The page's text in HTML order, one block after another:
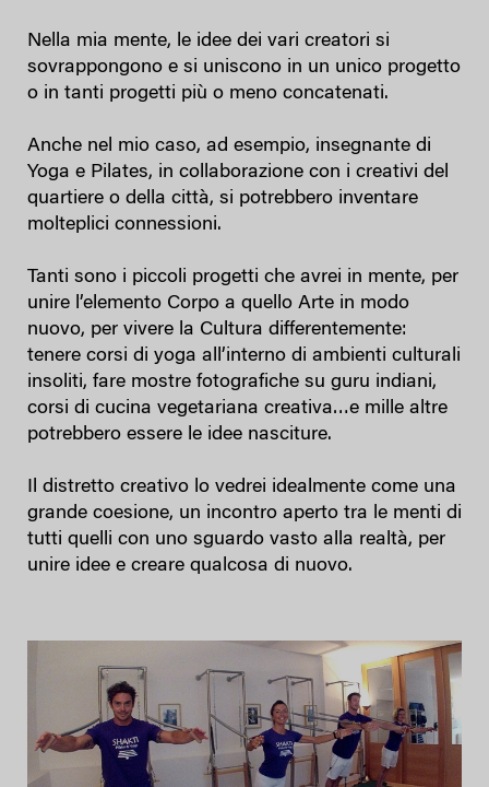
Nella mia mente, le idee dei vari creatori si
sovrappongono e si uniscono in un unico progetto
o in tanti progetti più o meno concatenati.
Anche nel mio caso, ad esempio, insegnante di
Yoga e Pilates, in collaborazione con i creativi del
quartiere o della città, si potrebbero inventare
molteplici connessioni.
Tanti sono i piccoli progetti che avrei in mente, per
unire l’elemento Corpo a quello Arte in modo
nuovo, per vivere la Cultura differentemente:
tenere corsi di yoga all’interno di ambienti culturali
insoliti, fare mostre fotografiche su guru indiani,
corsi di cucina vegetariana creativa…e mille altre
potrebbero essere le idee nasciture.
Il distretto creativo lo vedrei idealmente come una
grande coesione, un incontro aperto tra le menti di
tutti quelli con uno sguardo vasto alla realtà, per
unire idee e creare qualcosa di nuovo.